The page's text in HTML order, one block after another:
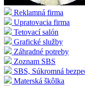
Reklamná firma
Upratovacia firma
Tetovací salón
Grafické služby
Záhradné potreby
Zoznam SBS
SBS, Súkromná
Materská škôlka